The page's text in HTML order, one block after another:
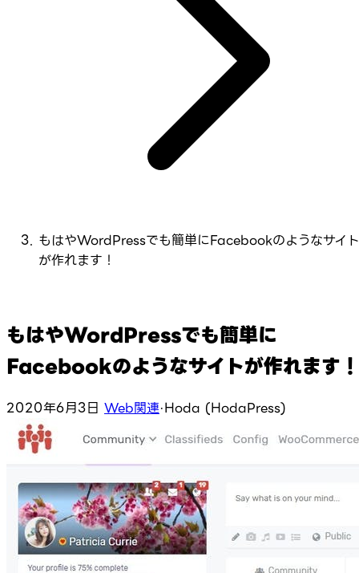
もはやWordPressでも簡単にFacebookのようなサイト
が作れます！
もはやWordPressでも簡単に
Facebookのようなサイトが作れます！
2020年6月3日 Web関連·Hoda (HodaPress)